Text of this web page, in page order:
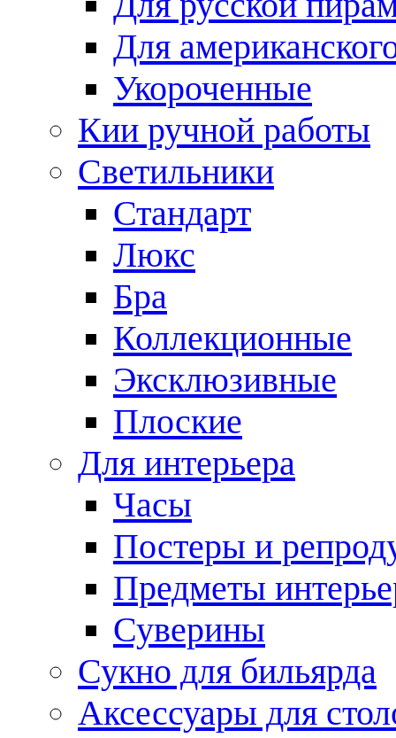
Для
Укороченные
Кии ручной работы
Светильники
Стандарт
Люкс
Бра
Коллекционные
Эксклюзивные
Плоские
Для интерьера
Часы
Постеры и
Предметы
Суверины
Сукно для бильярда
Аксессуары для